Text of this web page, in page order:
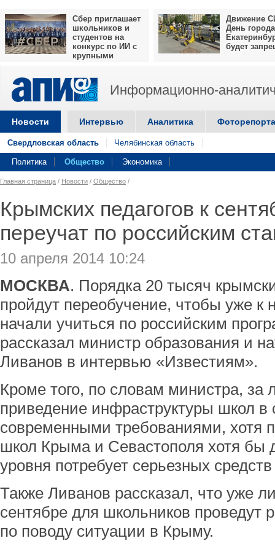
Сбер приглашает
школьников и
студентов на
конкурс по ИИ с
крупными
Движение
День города
будет
Информационно-
Новости Интервью Аналитика
Свердловская область Челябинская область
Политика Общество Экономика
Главная страница / Новости / Общество /
Крымских педагогов к
переучат по российским
10 апреля 2014 10:24
МОСКВА. Порядка 20 тысяч
пройдут переобучение, чтобы уже к
начали учиться по российским
рассказал министр образования и
Ливанов в интервью «Известиям».
Кроме того, по словам министра, за
приведение инфраструктуры школ в
современными требованиями, хотя
школ Крыма и Севастополя хотя бы
уровня потребует серьезных
Также Ливанов рассказал, что уже
сентябре для школьников проведут
по поводу ситуации в Крыму.